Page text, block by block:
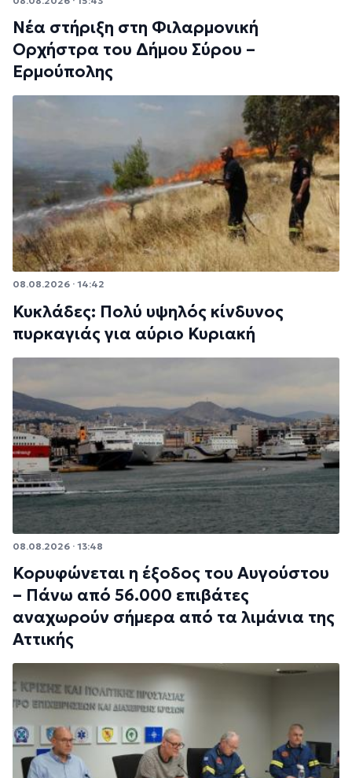
Νέα στήριξη στη Φιλαρμονική
Ορχήστρα του Δήμου Σύρου –
Ερμούπολης
08.08.2026 · 14:42
Κυκλάδες: Πολύ υψηλός κίνδυνος
πυρκαγιάς για αύριο Κυριακή
08.08.2026 · 13:48
Κορυφώνεται η έξοδος του Αυγούστου
– Πάνω από 56.000 επιβάτες
αναχωρούν σήμερα από τα λιμάνια της
Αττικής